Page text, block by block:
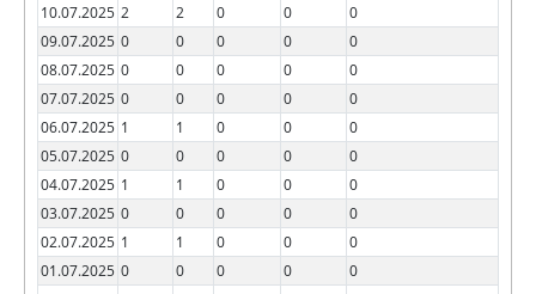
10.07.2025 2 2 0 0
0
09.07.2025 0 0 0 0
0
08.07.2025 0 0 0 0
0
07.07.2025 0 0 0 0
0
06.07.2025 1 1 0 0
0
05.07.2025 0 0 0 0
0
04.07.2025 1 1 0 0
0
03.07.2025 0 0 0 0
0
02.07.2025 1 1 0 0
0
01.07.2025 0 0 0 0
0